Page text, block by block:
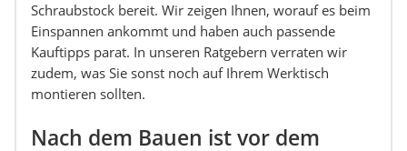
Schraubstock bereit. Wir zeigen Ihnen, worauf es beim
Einspannen ankommt und haben auch passende
Kauftipps parat. In unseren Ratgebern verraten wir
zudem, was Sie sonst noch auf Ihrem Werktisch
montieren sollten.
Nach dem Bauen ist vor dem